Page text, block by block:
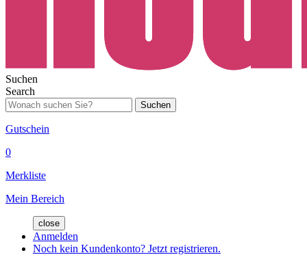
Suchen
Search
Suchen
Gutschein
0
Merkliste
Mein Bereich
close
Anmelden
Noch kein Kundenkonto? Jetzt registrieren.